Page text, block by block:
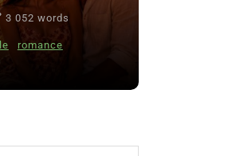
Le coupable n’est pas